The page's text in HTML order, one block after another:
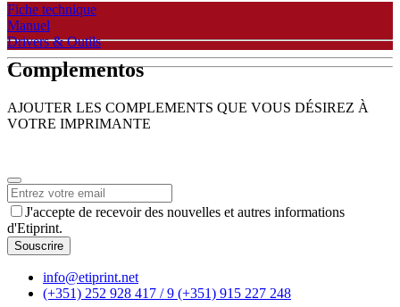
Fiche technique
Manuel
Drivers & Outils
Complementos
AJOUTER LES COMPLEMENTS QUE VOUS DÉSIREZ À
VOTRE IMPRIMANTE
Email
Address*
J'accepte de recevoir des nouvelles et autres informations
d'Etiprint.
Souscrire
info@etiprint.net
(+351) 252 928 417 / 9 (+351) 915 227 248